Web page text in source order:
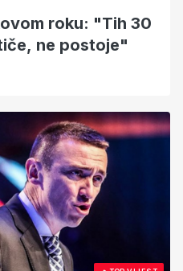
roku: "Tih 30
ne postoje"